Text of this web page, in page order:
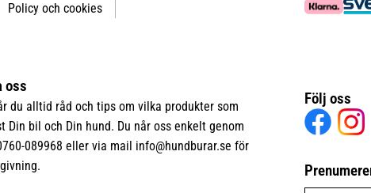
Policy och cookies
oss
du alltid råd och tips om vilka produkter som
Din bil och Din hund. Du når oss enkelt genom
089968 eller via mail info@hundburar.se för
Följ oss